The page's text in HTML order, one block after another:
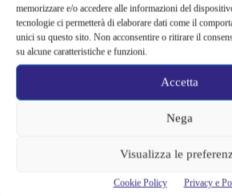
memorizzare e/o accedere alle informazioni del
tecnologie ci permetterà di elaborare dati come il
unici su questo sito. Non acconsentire o ritirare il
su alcune caratteristiche e funzioni.
Accetta
Nega
Visualizza le
Cookie Policy Privacy e
Ready Player Two torna a dare segnali di
lavoro sul sequel: cosa manca per far
Sky e NOW svelano le uscite di agosto
documentari in arrivo: i titoli da non perdere
Spider-Man: Brand New Day riapre una
Barbie 2 rischia di saltare | Warner Bros. ha
accordo: il dubbio che divide Hollywood